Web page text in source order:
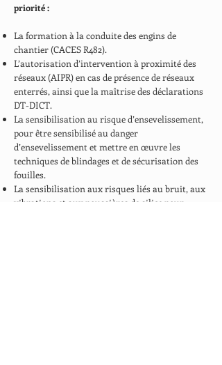
priorité :
La formation à la conduite des engins de
chantier (CACES R482).
L’autorisation d’intervention à proximité des
réseaux (AIPR) en cas de présence de réseaux
enterrés, ainsi que la maîtrise des déclarations
DT-DICT.
La sensibilisation au risque d’ensevelissement,
pour être sensibilisé au danger
d’ensevelissement et mettre en œuvre les
techniques de blindages et de sécurisation des
fouilles.
La sensibilisation aux risques liés au bruit, aux
vibrations et aux poussières de silice pour